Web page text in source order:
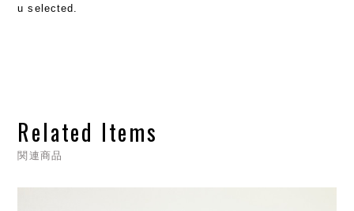
u selected.
Related Items
関連商品